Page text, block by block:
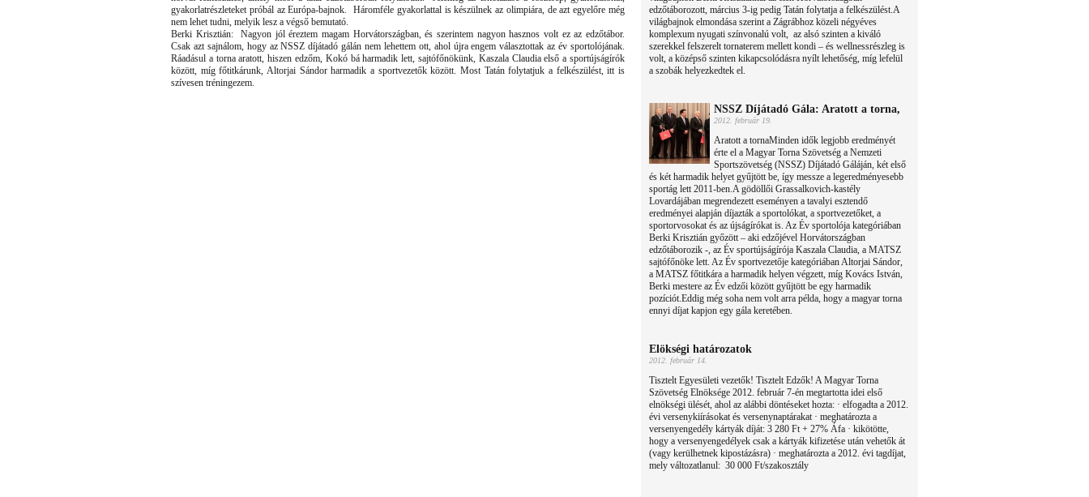
gyakorlatrészleteket próbál az Európa-bajnok. Háromféle gyakorlattal is készülnek az olimpiára, de azt egyelőre még
nem lehet tudni, melyik lesz a végső bemutató.
Berki Krisztián: Nagyon jól éreztem magam Horvátországban, és szerintem nagyon hasznos volt ez az edzőtábor.
Csak azt sajnálom, hogy az NSSZ díjátadó gálán nem lehettem ott, ahol újra engem választottak az év sportolójának.
Ráadásul a torna aratott, hiszen edzőm, Kokó bá harmadik lett, sajtófőnökünk, Kaszala Claudia első a sportújságírók
között, míg főtitkárunk, Altorjai Sándor harmadik a sportvezetők között. Most Tatán folytatjuk a felkészülést, itt is
szívesen tréningezem.
edzőtáborozott, március 3-ig pedig Tatán folytatja a felkészülést.A
világbajnok elmondása szerint a Zágrábhoz közeli négyéves
komplexum nyugati színvonalú volt, az alsó szinten a kiváló
szerekkel felszerelt tornaterem mellett kondi – és wellnessrészleg is
volt, a középső szinten kikapcsolódásra nyílt lehetőség, míg lefelül
a szobák helyezkedtek el.
NSSZ Díjátadó Gála: Aratott a torna,
2012. február 19.
Aratott a tornaMinden idők legjobb eredményét
érte el a Magyar Torna Szövetség a Nemzeti
Sportszövetség (NSSZ) Díjátadó Gáláján, két első
és két harmadik helyet gyűjtött be, így messze a legeredményesebb
sportág lett 2011-ben.A gödöllői Grassalkovich-kastély
Lovardájában megrendezett eseményen a tavalyi esztendő
eredményei alapján díjazták a sportolókat, a sportvezetőket, a
sportorvosokat és az újságírókat is. Az Év sportolója kategóriában
Berki Krisztián győzött – aki edzőjével Horvátországban
edzőtáborozik -, az Év sportújságírója Kaszala Claudia, a MATSZ
sajtófőnöke lett. Az Év sportvezetője kategóriában Altorjai Sándor,
a MATSZ főtitkára a harmadik helyen végzett, míg Kovács István,
Berki mestere az Év edzői között gyűjtött be egy harmadik
pozíciót.Eddig még soha nem volt arra példa, hogy a magyar torna
ennyi díjat kapjon egy gála keretében.
Elökségi határozatok
2012. február 14.
Tisztelt Egyesületi vezetők! Tisztelt Edzők! A Magyar Torna
Szövetség Elnöksége 2012. február 7-én megtartotta idei első
elnökségi ülését, ahol az alábbi döntéseket hozta: · elfogadta a 2012.
évi versenykiírásokat és versenynaptárakat · meghatározta a
versenyengedély kártyák díját: 3 280 Ft + 27% Áfa · kikötötte,
hogy a versenyengedélyek csak a kártyák kifizetése után vehetők át
(vagy kerülhetnek kipostázásra) · meghatározta a 2012. évi tagdíjat,
mely változatlanul: 30 000 Ft/szakosztály